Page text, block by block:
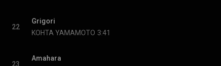
22
Grigori
KOHTA YAMAMOTO 3:41
23
Amahara